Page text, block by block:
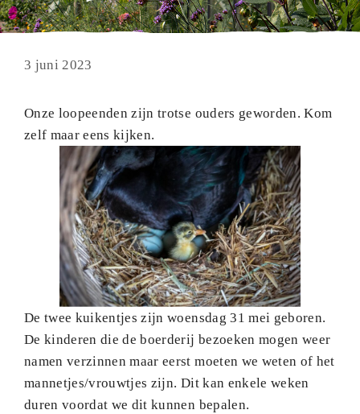
3 juni 2023
Onze loopeenden zijn trotse ouders geworden. Kom
zelf maar eens kijken.
De twee kuikentjes zijn woensdag 31 mei geboren.
De kinderen die de boerderij bezoeken mogen weer
namen verzinnen maar eerst moeten we weten of het
mannetjes/vrouwtjes zijn. Dit kan enkele weken
duren voordat we dit kunnen bepalen.